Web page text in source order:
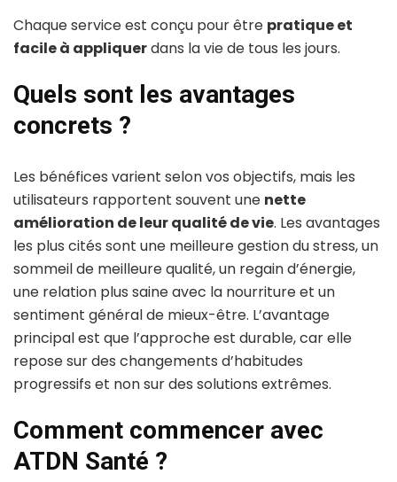
Chaque service est conçu pour être pratique et
facile à appliquerdans la vie de tous les jours.
Quels sont les avantages
concrets ?
Les bénéfices varient selon vos objectifs, mais les
utilisateurs rapportent souvent une nette
amélioration de leur qualité de vie. Les avantages
les plus cités sont une meilleure gestion du stress, un
sommeil de meilleure qualité, un regain d’énergie,
une relation plus saine avec la nourriture et un
sentiment général de mieux-être. L’avantage
principal est que l’approche est durable, car elle
repose sur des changements d’habitudes
progressifs et non sur des solutions extrêmes.
Comment commencer avec
ATDN Santé ?